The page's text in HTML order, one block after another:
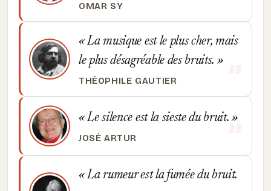
OMAR SY
La musique est le plus cher, mais
le plus désagréable des bruits.
THÉOPHILE GAUTIER
Le silence est la sieste du bruit.
JOSÉ ARTUR
La rumeur est la fumée du bruit.